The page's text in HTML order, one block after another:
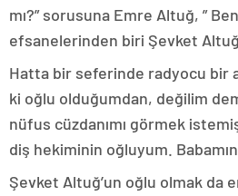
mı?” sorusuna Emre Altuğ, ”
efsanelerinden biri Şevket
Hatta bir seferinde radyocu bir
ki oğlu olduğumdan, değilim
nüfus cüzdanımı görmek
diş hekiminin oğluyum.
Şevket Altuğ’un oğlu olmak da